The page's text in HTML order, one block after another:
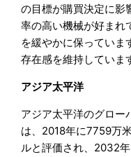
の目標が購買決定に影
率の高い機械が好まれ
を緩やかに保っていま
存在感を維持していま
アジア太平洋
アジア太平洋のグロー
は、2018年に7759万
ルと評価され、2032